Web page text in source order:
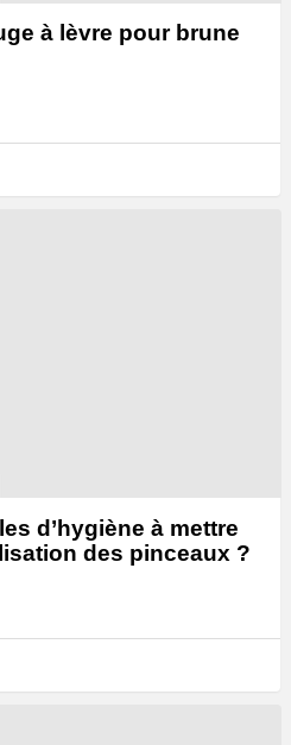
à lèvre pour brune
d’hygiène à mettre
des pinceaux ?